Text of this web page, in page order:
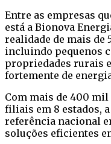
Entre as empresas
está a Bionova
realidade de mais de
incluindo pequenos
propriedades rurais
fortemente de
Com mais de 400
filiais em 8 estados,
referência nacional
soluções eficientes